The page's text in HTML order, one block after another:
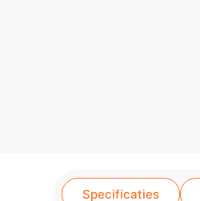
Specificaties